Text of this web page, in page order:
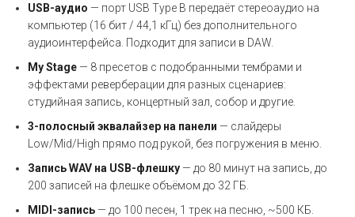
USB-аудио — порт USB Type B передаёт стереоаудио на
компьютер (16 бит / 44,1 кГц) без дополнительного
аудиоинтерфейса. Подходит для записи в DAW.
My Stage — 8 пресетов с подобранными тембрами и
эффектами реверберации для разных сценариев:
студийная запись, концертный зал, собор и другие.
3-полосный эквалайзер на панели — слайдеры
Low/Mid/High прямо под рукой, без погружения в меню.
Запись WAV на USB-флешку — до 80 минут на запись, до
200 записей на флешке объёмом до 32 ГБ.
MIDI-запись — до 100 песен, 1 трек на песню, ~500 КБ.